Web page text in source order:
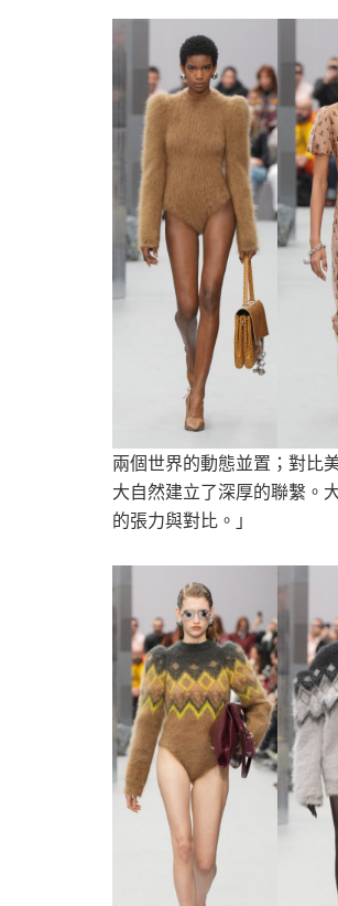
兩個世界的動態並置；對比
大自然建立了深厚的聯繫。
的張力與對比。」